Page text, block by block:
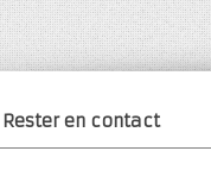
Rester en contact